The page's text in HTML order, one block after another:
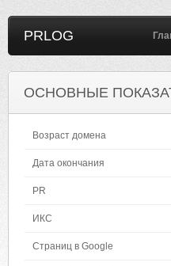
PRLOG
ОСНОВНЫЕ
Возраст домена
Дата окончания
PR
ИКС
Страниц в Google